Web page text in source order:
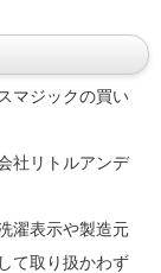
ジックの買い
社リトルアンデ
濯表示や製造元
て取り扱かわず